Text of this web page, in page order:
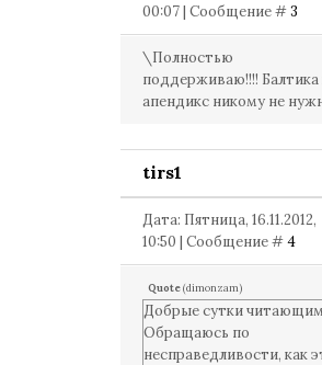
00:07 | Сообщение #3
\Полностью
поддерживаю!!!! Балтика
апендикс никому не
tirs1
Дата: Пятница, 16.11.2012,
10:50 | Сообщение #4
Quote(dimonzam)
Добрые сутки
Обращаюсь по
несправедливости, как